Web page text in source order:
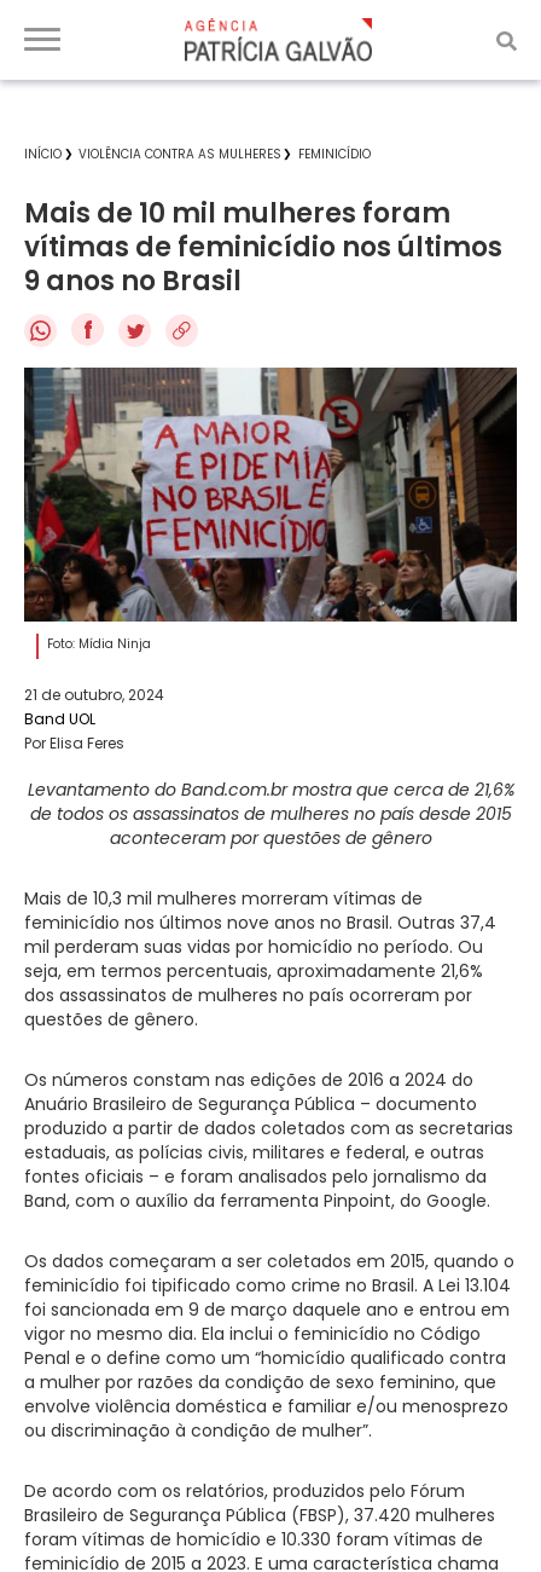
INÍCIO VIOLÊNCIA CONTRA AS MULHERES FEMINICÍDIO
Mais de 10 mil mulheres foram
vítimas de feminicídio nos últimos
9 anos no Brasil
f
Foto: Mídia Ninja
21 de outubro, 2024
Band UOL
Por Elisa Feres
Levantamento do Band.com.br mostra que cerca de 21,6%
de todos os assassinatos de mulheres no país desde 2015
aconteceram por questões de gênero
Mais de 10,3 mil mulheres morreram vítimas de
feminicídio nos últimos nove anos no Brasil. Outras 37,4
mil perderam suas vidas por homicídio no período. Ou
seja, em termos percentuais, aproximadamente 21,6%
dos assassinatos de mulheres no país ocorreram por
questões de gênero.
Os números constam nas edições de 2016 a 2024 do
Anuário Brasileiro de Segurança Pública – documento
produzido a partir de dados coletados com as secretarias
estaduais, as polícias civis, militares e federal, e outras
fontes oficiais – e foram analisados pelo jornalismo da
Band, com o auxílio da ferramenta Pinpoint, do Google.
Os dados começaram a ser coletados em 2015, quando o
feminicídio foi tipificado como crime no Brasil. A Lei 13.104
foi sancionada em 9 de março daquele ano e entrou em
vigor no mesmo dia. Ela inclui o feminicídio no Código
Penal e o define como um “homicídio qualificado contra
a mulher por razões da condição de sexo feminino, que
envolve violência doméstica e familiar e/ou menosprezo
ou discriminação à condição de mulher”.
De acordo com os relatórios, produzidos pelo Fórum
Brasileiro de Segurança Pública (FBSP), 37.420 mulheres
foram vítimas de homicídio e 10.330 foram vítimas de
feminicídio de 2015 a 2023. E uma característica chama